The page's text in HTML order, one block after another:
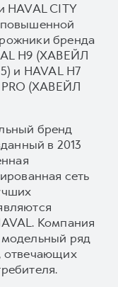
HAVAL CITY
бренда
H9 (ХАВЕЙЛ
и HAVAL H7
(ХАВЕЙЛ
бренд
в 2013
сеть
Компания
ряд
отвечающих